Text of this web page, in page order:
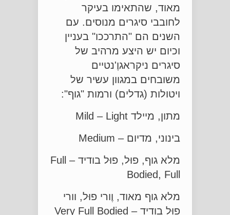
מאוד, שהתאימו בעיקר
לחובבי סיגרים מנוסים. עם
השנים הם "התרככו" בעניין
וכיום יש היצע מרהיב של
סיגרים ניקראגוֶ'נטיים
משובחים במגוון עשיר של
ויטולות (גדלים) ורמות "גוף":
מתון, מיילד Mild – Light
בינוני, מדיום – Medium
מלא גוף, פוּל, פוּל בודיד – Full
Bodied, Full
מלא גוף מאוד, וֶורי פוּל, וורי
פוּל בודיד – Very Full Bodied